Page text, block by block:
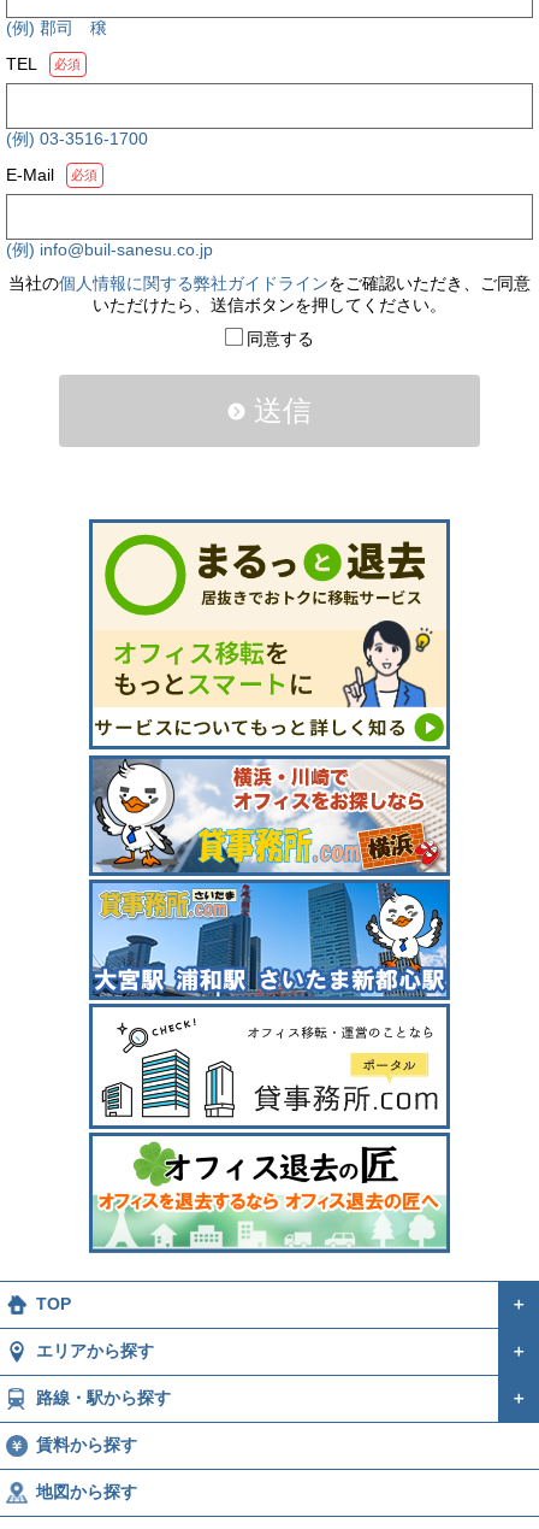
(例) 郡司 穣
TEL
必須
(例) 03-3516-1700
E-Mail
必須
(例) info@buil-sanesu.co.jp
当社の個人情報に関する弊社ガイドラインをご確認いただき、ご同意
いただけたら、送信ボタンを押してください。
同意する
送信
TOP ＋
エリアから探す ＋
路線・駅から探す ＋
賃料から探す
地図から探す